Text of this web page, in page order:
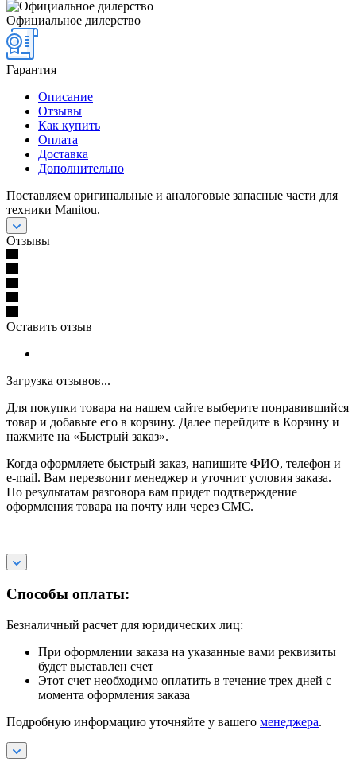
Официальное дилерство
Гарантия
Описание
Отзывы
Как купить
Оплата
Доставка
Дополнительно
Поставляем оригинальные и аналоговые запасные части для
техники Manitou.
Отзывы
Оставить отзыв
Загрузка отзывов...
Для покупки товара на нашем сайте выберите понравившийся
товар и добавьте его в корзину. Далее перейдите в Корзину и
нажмите на «Быстрый заказ».
Когда оформляете быстрый заказ, напишите ФИО, телефон и
e-mail. Вам перезвонит менеджер и уточнит условия заказа.
По результатам разговора вам придет подтверждение
оформления товара на почту или через СМС.
Способы оплаты:
Безналичный расчет для юридических лиц:
При оформлении заказа на указанные вами реквизиты
будет выставлен счет
Этот счет необходимо оплатить в течение трех дней с
момента оформления заказа
Подробную информацию уточняйте у вашего менеджера.